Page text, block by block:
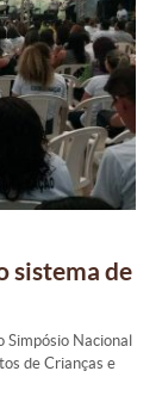
sistema de
Simpósio Nacional
de Crianças e